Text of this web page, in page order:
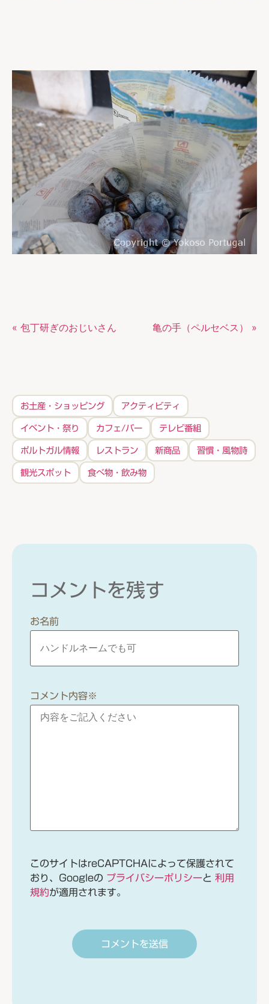
« 包丁研ぎのおじいさん 亀の手（ペルセベス） »
お土産・ショッピング アクティビティ
イベント・祭り カフェ/バー テレビ番組
ポルトガル情報 レストラン 新商品 習慣・風物詩
観光スポット 食べ物・飲み物
コメントを残す
お名前
コメント内容※
このサイトはreCAPTCHAによって保護されて
おり、Googleの プライバシーポリシーと 利用
規約が適用されます。